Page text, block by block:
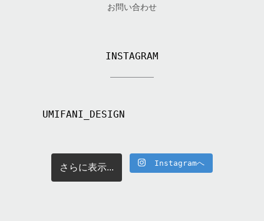
お問い合わせ
INSTAGRAM
UMIFANI_DESIGN
さらに表示... Instagramへ